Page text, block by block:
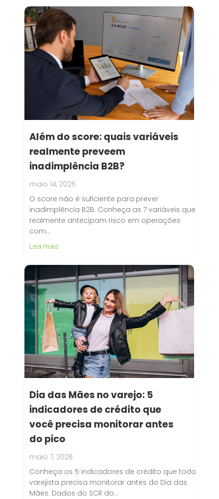
Além do score: quais variáveis
realmente preveem
inadimplência B2B?
maio 14, 2026
O score não é suficiente para prever
inadimplência B2B. Conheça as 7 variáveis que
realmente antecipam risco em operações
com…
Leia mais
Dia das Mães no varejo: 5
indicadores de crédito que
você precisa monitorar antes
do pico
maio 7, 2026
Conheça os 5 indicadores de crédito que todo
varejista precisa monitorar antes do Dia das
Mães. Dados do SCR do…